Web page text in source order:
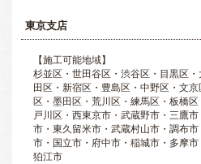
東京支店
【施工可能地域】
杉並区・世田谷区・渋谷区・目黒区
田区・新宿区・豊島区・中野区・文
区・墨田区・荒川区・練馬区・板橋
戸川区・西東京市・武蔵野市・三鷹
市・東久留米市・武蔵村山市・調布
市・国立市・府中市・稲城市・多摩
狛江市